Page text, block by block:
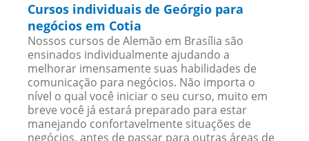
Cursos individuais de Geórgio para
negócios em Cotia
Nossos cursos de Alemão em Brasília são
ensinados individualmente ajudando a
melhorar imensamente suas habilidades de
comunicação para negócios. Não importa o
nível o qual você iniciar o seu curso, muito em
breve você já estará preparado para estar
manejando confortavelmente situações de
negócios, antes de passar para outras áreas de